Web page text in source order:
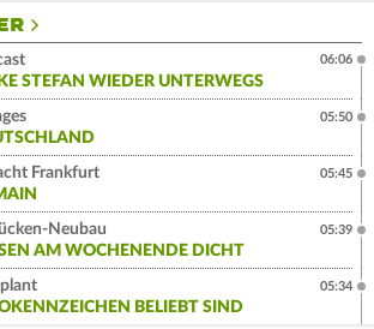
STEFAN WIEDER UNTERWEGS
06:06
05:50
Frankfurt
05:45
Neubau
AM WOCHENENDE DICHT
05:39
BELIEBT SIND
05:34